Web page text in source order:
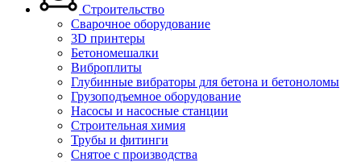
Строительство
Сварочное оборудование
3D принтеры
Бетономешалки
Виброплиты
Глубинные вибраторы для бетона и бетоноломы
Грузоподъемное оборудование
Насосы и насосные станции
Строительная химия
Трубы и фитинги
Снятое с производства